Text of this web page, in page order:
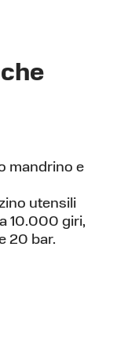
mandrino e
utensili
10.000 giri,
20 bar.